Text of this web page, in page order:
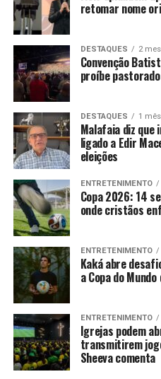
retomar nome
DESTAQUES 2
Convenção
proíbe
DESTAQUES 1
Malafaia diz que
ligado a Edir
eleições
ENTRETENIMENTO
Copa 2026: 14
onde cristãos
ENTRETENIMENTO
Kaká abre
a Copa do
ENTRETENIMENTO
Igrejas podem
transmitirem
Sheeva comenta